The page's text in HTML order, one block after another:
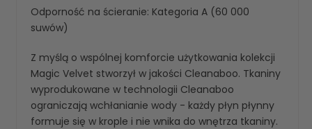
Odporność na ścieranie: Kategoria A (60 000
suwów)
Z myślą o wspólnej komforcie użytkowania kolekcji
Magic Velvet stworzył w jakości Cleanaboo. Tkaniny
wyprodukowane w technologii Cleanaboo
ograniczają wchłanianie wody - każdy płyn płynny
formuje się w krople i nie wnika do wnętrza tkaniny.